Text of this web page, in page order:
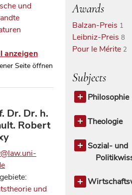
und
anzeigen
Seite öffnen
Dr. Dr. h.
Robert
und
Awards
Balzan-Preis 1
Leibniz-Preis 8
Pour le Mérite 2
Subjects
Philosophie
Antike
Theologie
Altes
Geschichte
Sozial- und